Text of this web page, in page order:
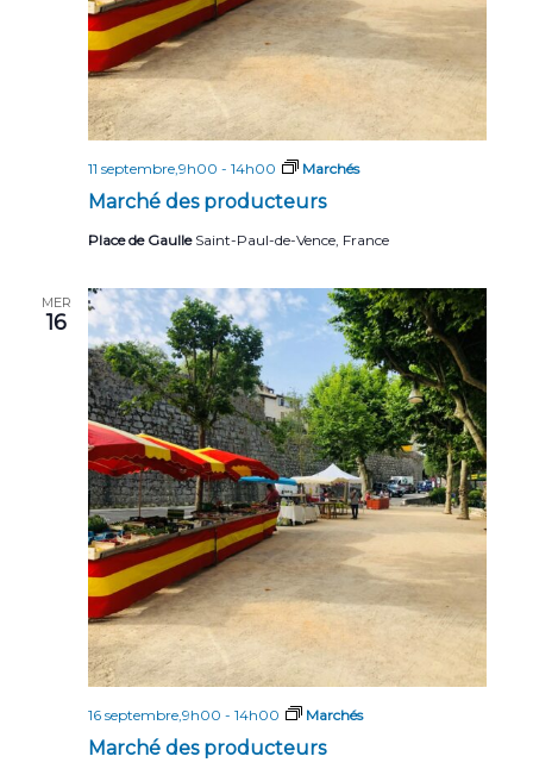
Marché des producteurs
11 septembre,9h00 - 14h00 Marchés
Place de Gaulle Saint-Paul-de-Vence, France
MER
16
Marché des producteurs
16 septembre,9h00 - 14h00 Marchés